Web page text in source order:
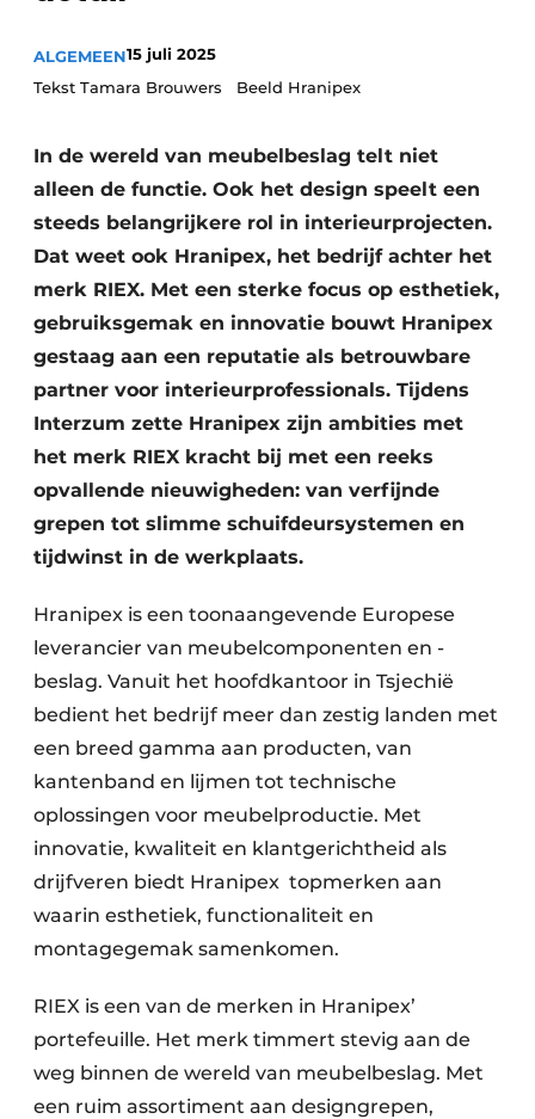
Vacature aanmelden
Video’s
ALGEMEEN15 juli 2025
Tekst Tamara Brouwers Beeld Hranipex
In de wereld van meubelbeslag telt niet
alleen de functie. Ook het design speelt een
steeds belangrijkere rol in interieurprojecten.
Dat weet ook Hranipex, het bedrijf achter het
merk RIEX. Met een sterke focus op esthetiek,
gebruiksgemak en innovatie bouwt Hranipex
gestaag aan een reputatie als betrouwbare
partner voor interieurprofessionals. Tijdens
Interzum zette Hranipex zijn ambities met
het merk RIEX kracht bij met een reeks
opvallende nieuwigheden: van verfijnde
grepen tot slimme schuifdeursystemen en
tijdwinst in de werkplaats.
Hranipex is een toonaangevende Europese
leverancier van meubelcomponenten en -
beslag. Vanuit het hoofdkantoor in Tsjechië
bedient het bedrijf meer dan zestig landen met
een breed gamma aan producten, van
kantenband en lijmen tot technische
oplossingen voor meubelproductie. Met
innovatie, kwaliteit en klantgerichtheid als
drijfveren biedt Hranipex topmerken aan
waarin esthetiek, functionaliteit en
montagegemak samenkomen.
RIEX is een van de merken in Hranipex’
portefeuille. Het merk timmert stevig aan de
weg binnen de wereld van meubelbeslag. Met
een ruim assortiment aan designgrepen,